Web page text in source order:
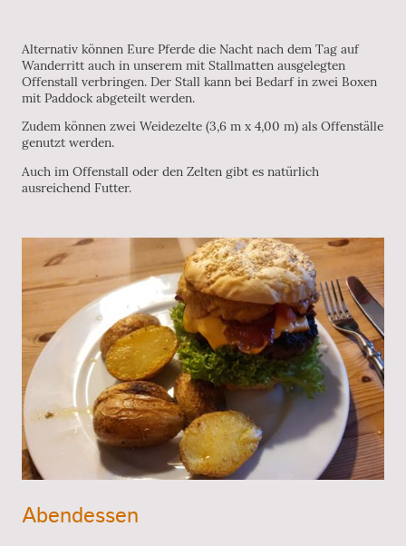
Alternativ können Eure Pferde die Nacht nach dem Tag auf
Wanderritt auch in unserem mit Stallmatten ausgelegten
Offenstall verbringen. Der Stall kann bei Bedarf in zwei Boxen
mit Paddock abgeteilt werden.
Zudem können zwei Weidezelte (3,6 m x 4,00 m) als Offenställe
genutzt werden.
Auch im Offenstall oder den Zelten gibt es natürlich
ausreichend Futter.
Abendessen